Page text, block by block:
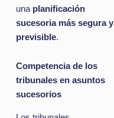
una planificación
sucesoria más segura y
previsible.
Competencia de los
tribunales en asuntos
sucesorios